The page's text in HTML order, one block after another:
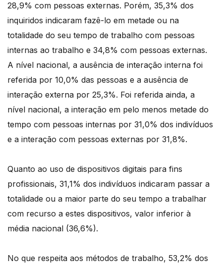
28,9% com pessoas externas. Porém, 35,3% dos
inquiridos indicaram fazê-lo em metade ou na
totalidade do seu tempo de trabalho com pessoas
internas ao trabalho e 34,8% com pessoas externas.
A nível nacional, a ausência de interação interna foi
referida por 10,0% das pessoas e a ausência de
interação externa por 25,3%. Foi referida ainda, a
nível nacional, a interação em pelo menos metade do
tempo com pessoas internas por 31,0% dos indivíduos
e a interação com pessoas externas por 31,8%.
Quanto ao uso de dispositivos digitais para fins
profissionais, 31,1% dos indivíduos indicaram passar a
totalidade ou a maior parte do seu tempo a trabalhar
com recurso a estes dispositivos, valor inferior à
média nacional (36,6%).
No que respeita aos métodos de trabalho, 53,2% dos